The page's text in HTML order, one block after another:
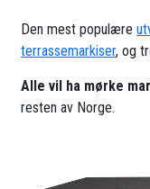
Den mest populære
terrassemarkiser, og
Alle vil ha mørke
resten av Norge.